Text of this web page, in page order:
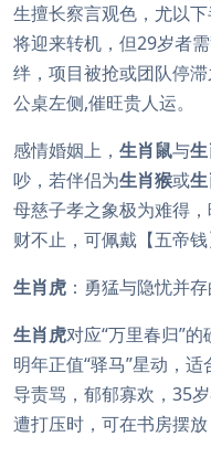
生擅长察言观色，尤以
将迎来转机，但29岁者
绊，项目被抢或团队停
公桌左侧,催旺贵人运。
感情婚姻上， 生肖鼠与
吵，若伴侣为生肖猴或
母慈子孝之象极为难得
财不止，可佩戴【五帝钱
生肖虎 ：勇猛与隐忧并
生肖虎对应“万里春归”
明年正值“驿马”星动，
导责骂，郁郁寡欢，35
遭打压时，可在书房摆放